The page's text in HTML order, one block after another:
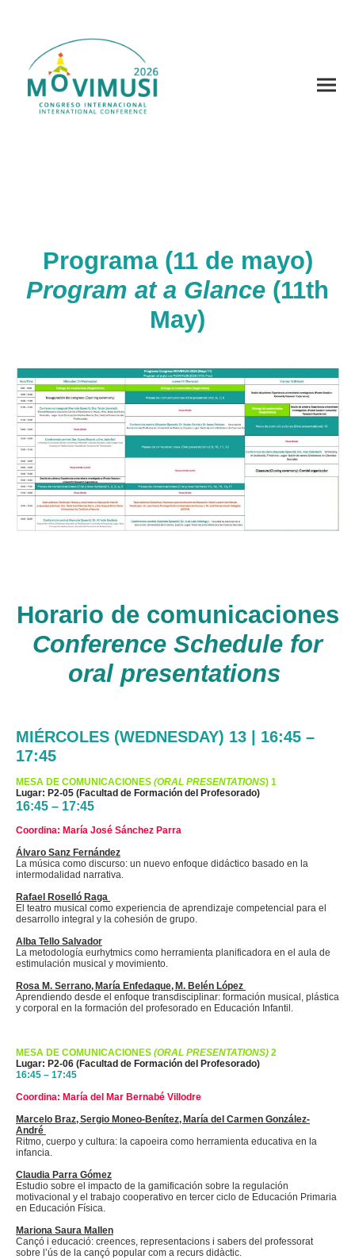
Programa (11 de mayo)
Program at a Glance (11th
May)
Horario de comunicaciones
Conference Schedule for
oral presentations
MIÉRCOLES (WEDNESDAY) 13 | 16:45 –
17:45
MESA DE COMUNICACIONES (ORAL PRESENTATIONS) 1
Lugar: P2-05 (Facultad de Formación del Profesorado)
16:45 – 17:45
Coordina: María José Sánchez Parra
Álvaro Sanz Fernández
La música como discurso: un nuevo enfoque didáctico basado en la
intermodalidad narrativa.
Rafael Roselló Raga
El teatro musical como experiencia de aprendizaje competencial para el
desarrollo integral y la cohesión de grupo.
Alba Tello Salvador
La metodología eurhytmics como herramienta planificadora en el aula de
estimulación musical y movimiento.
Rosa M. Serrano, María Enfedaque, M. Belén López
Aprendiendo desde el enfoque transdisciplinar: formación musical, plástica
y corporal en la formación del profesorado en Educación Infantil.
MESA DE COMUNICACIONES (ORAL PRESENTATIONS) 2
Lugar: P2-06 (Facultad de Formación del Profesorado)
16:45 – 17:45
Coordina: María del Mar Bernabé Villodre
Marcelo Braz, Sergio Moneo-Benítez, María del Carmen González-
André
Ritmo, cuerpo y cultura: la capoeira como herramienta educativa en la
infancia.
Claudia Parra Gómez
Estudio sobre el impacto de la gamificación sobre la regulación
motivacional y el trabajo cooperativo en tercer ciclo de Educación Primaria
en Educación Física.
Mariona Saura Mallen
Cançó i educació: creences, representacions i sabers del professorat
sobre l’ús de la cançó popular com a recurs didàctic.